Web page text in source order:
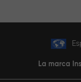
La marca